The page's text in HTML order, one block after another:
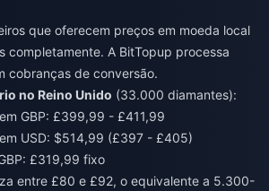
que oferecem preços em moeda local
completamente. A BitTopup processa
cobranças de conversão.
no Reino Unido (33.000 diamantes):
GBP: £399,99 - £411,99
USD: $514,99 (£397 - £405)
£319,99 fixo
entre £80 e £92, o equivalente a 5.300-